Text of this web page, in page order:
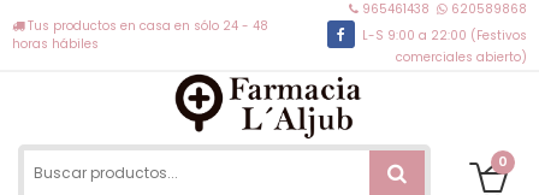
Tus productos en casa en sólo 24 - 48
horas hábiles
965461438
620589868
L-S 9:00 a 22:00 (Festivos
comerciales abierto)
0